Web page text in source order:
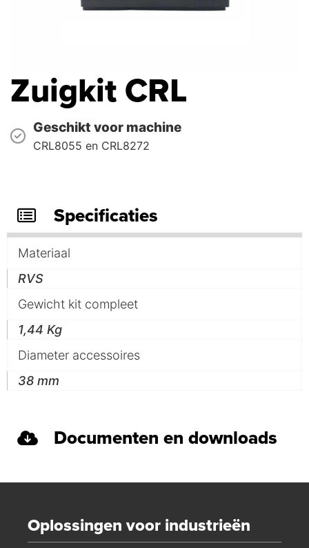
Zuigkit CRL
Geschikt voor machine
CRL8055 en CRL8272
Specificaties
Materiaal
RVS
Gewicht kit compleet
1,44 Kg
Diameter accessoires
38 mm
Documenten en downloads
Oplossingen voor industrieën